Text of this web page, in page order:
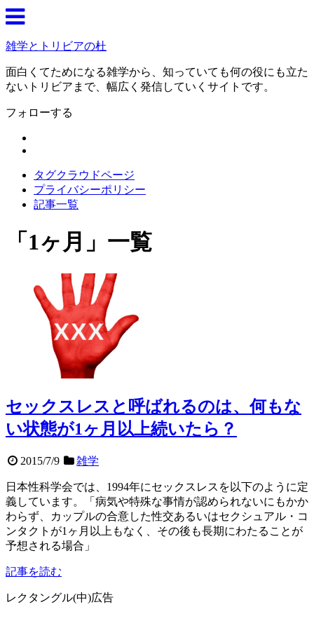
雑学とトリビアの杜
面白くてためになる雑学から、知っていても何の役にも立た
ないトリビアまで、幅広く発信していくサイトです。
フォローする
タグクラウドページ
プライバシーポリシー
記事一覧
「 1ヶ月 」 一覧
セックスレスと呼ばれるのは、何もな
い状態が1ヶ月以上続いたら？
2015/7/9 雑学
日本性科学会では、1994年にセックスレスを以下のように定
義しています。「病気や特殊な事情が認められないにもかか
わらず、カップルの合意した性交あるいはセクシュアル・コ
ンタクトが1ヶ月以上もなく、その後も長期にわたることが
予想される場合」
記事を読む
レクタングル(中)広告